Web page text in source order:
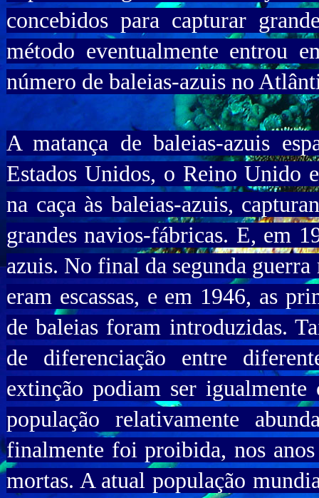
concebidos para capturar
método eventualmente
número de baleias-azuis no
A matança de baleias-azuis
Estados Unidos, o Reino Unido
na caça às baleias-azuis,
grandes navios-fábricas. E, em
azuis. No final da segunda
eram escassas, e em 1946, as
de baleias foram introduzidas.
de diferenciação entre
extinção podiam ser igualmente
população relativamente
finalmente foi proibida, nos
mortas. A atual população